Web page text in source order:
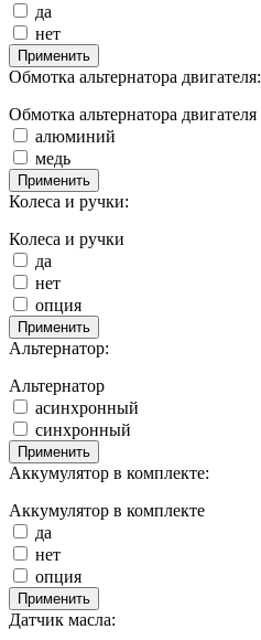
да
нет
Применить
Обмотка альтернатора двигателя:
Обмотка альтернатора двигателя
алюминий
медь
Применить
Колеса и ручки:
Колеса и ручки
да
нет
опция
Применить
Альтернатор:
Альтернатор
асинхронный
синхронный
Применить
Аккумулятор в комплекте:
Аккумулятор в комплекте
да
нет
опция
Применить
Датчик масла: